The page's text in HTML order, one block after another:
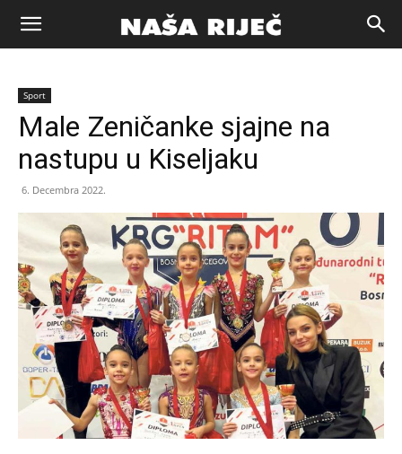
Naša
riječ
Sport
Male Zeničanke sjajne na
nastupu u Kiseljaku
6. Decembra 2022.